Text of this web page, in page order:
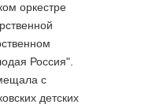
оркестре
Россия".
с
детских